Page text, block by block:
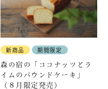
珈琲・器具
籠
食品
新商品 期間限定
森の宿の「ココナッツとラ
イムのパウンドケーキ」
（８月限定発売）